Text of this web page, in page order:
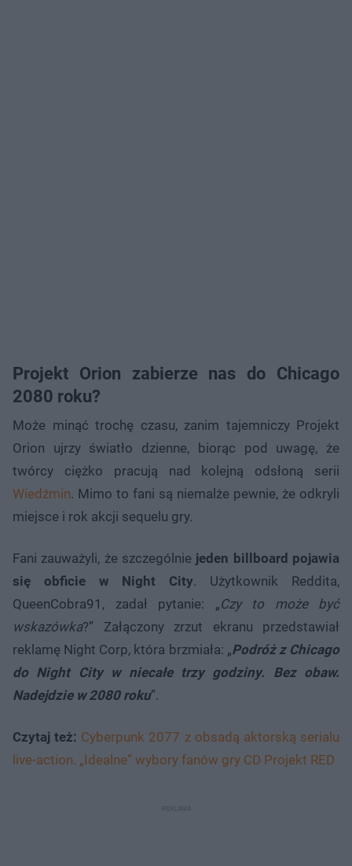
Projekt Orion zabierze nas do Chicago
2080 roku?
Może minąć trochę czasu, zanim tajemniczy Projekt
Orion ujrzy światło dzienne, biorąc pod uwagę, że
twórcy ciężko pracują nad kolejną odsłoną serii
Wiedźmin. Mimo to fani są niemalże pewnie, że odkryli
miejsce i rok akcji sequelu gry.
Fani zauważyli, że szczególnie jeden billboard pojawia
się obficie w Night City. Użytkownik Reddita,
QueenCobra91, zadał pytanie: „Czy to może być
wskazówka?” Załączony zrzut ekranu przedstawiał
reklamę Night Corp, która brzmiała: „Podróż z Chicago
do Night City w niecałe trzy godziny. Bez obaw.
Nadejdzie w 2080 roku”.
Czytaj też: Cyberpunk 2077 z obsadą aktorską serialu
live-action. „Idealne” wybory fanów gry CD Projekt RED